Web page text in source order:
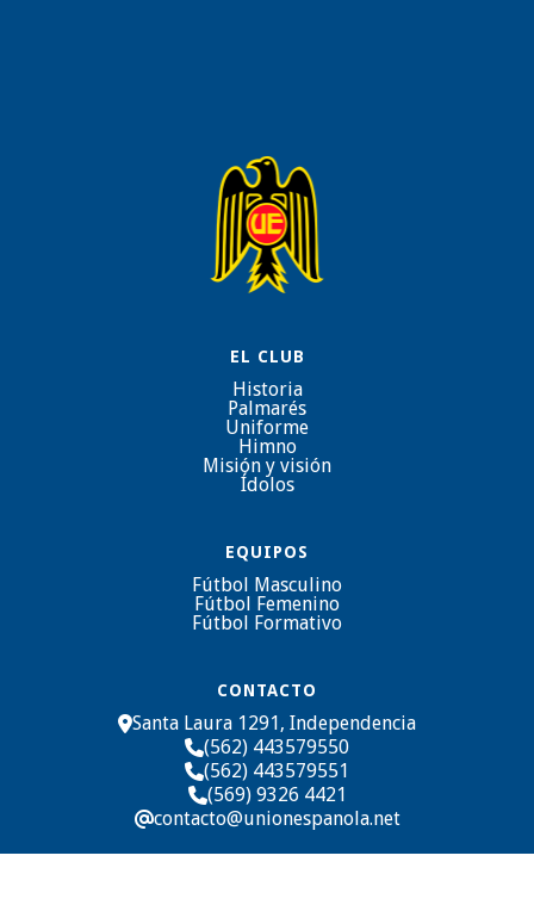
EL CLUB
Historia
Palmarés
Uniforme
Himno
Misión y visión
Ídolos
EQUIPOS
Fútbol Masculino
Fútbol Femenino
Fútbol Formativo
CONTACTO
Santa Laura 1291, Independencia
(562) 443579550
(562) 443579551
(569) 9326 4421
@contacto@unionespanola.net